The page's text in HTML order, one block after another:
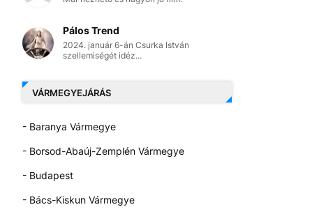
Pálos Trend
2024. január 6-án Csurka István
szellemiségét idéz...
VÁRMEGYEJÁRÁS
- Baranya Vármegye
- Borsod-Abaúj-Zemplén Vármegye
- Budapest
- Bács-Kiskun Vármegye